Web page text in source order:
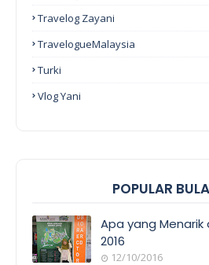
Travelog Zayani
TravelogueMalaysia
Turki
Vlog Yani
POPULAR
Apa yang Menarik
2016
12/10/2016